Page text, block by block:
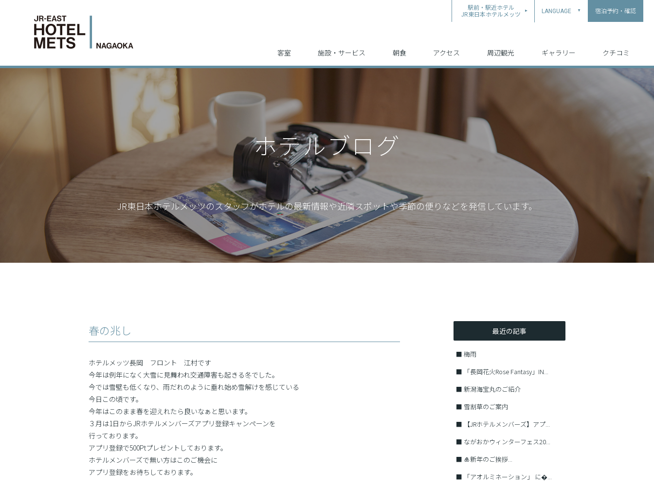
駅前・駅近ホテル
JR東日本ホテルメッツ
LANGUAGE ▲ 宿泊予約・確認
客室 施設・サービス 朝食 アクセス 周辺観光 ギャラリー クチコミ
ホテルブログ
JR東日本ホテルメッツのスタッフがホテルの最新情報や近隣スポットや季節の便りなどを発信しています。
春の兆し
ホテルメッツ長岡 フロント 江村です
今年は例年になく大雪に見舞われ交通障害も起きる冬でした。
今では雪壁も低くなり、雨だれのように垂れ始め雪解けを感じている
今日この頃です。
今年はこのまま春を迎えれたら良いなぁと思います。
３月は1日からJRホテルメンバーズアプリ登録キャンペーンを
行っております。
アプリ登録で500Ptプレゼントしております。
ホテルメンバーズで無い方はこのご機会に
アプリ登録をお待ちしております。
最近の記事
■ 梅雨
■
「長岡花火Rose Fantasy」IN...
■ 新潟海宝丸のご紹介
■ 雪割草のご案内
■
【JRホテルメンバーズ】アプ...
■ ながおかウィンターフェス20...
■ 🎍新年のご挨拶...
■
「アオルミネーション」 に�...